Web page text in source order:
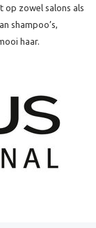
op zowel salons als
shampoo’s,
haar.